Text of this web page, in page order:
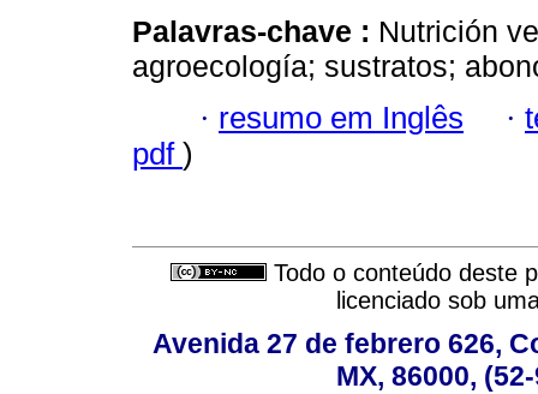
Palavras-chave : Nutrición
agroecología; sustratos;
· resumo em Inglês ·
pdf )
Todo o conteúdo deste
licenciado sob
Avenida 27 de febrero 626,
MX, 86000,